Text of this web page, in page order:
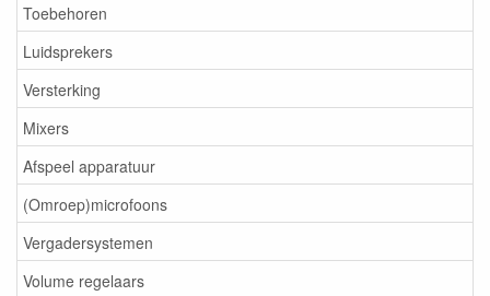
Toebehoren
Luidsprekers
Versterking
Mixers
Afspeel apparatuur
(Omroep)microfoons
Vergadersystemen
Volume regelaars